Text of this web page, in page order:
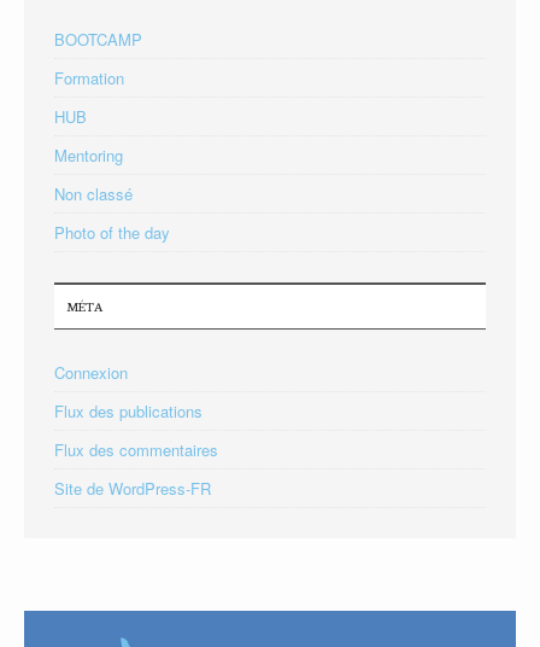
BOOTCAMP
Formation
HUB
Mentoring
Non classé
Photo of the day
MÉTA
Connexion
Flux des publications
Flux des commentaires
Site de WordPress-FR